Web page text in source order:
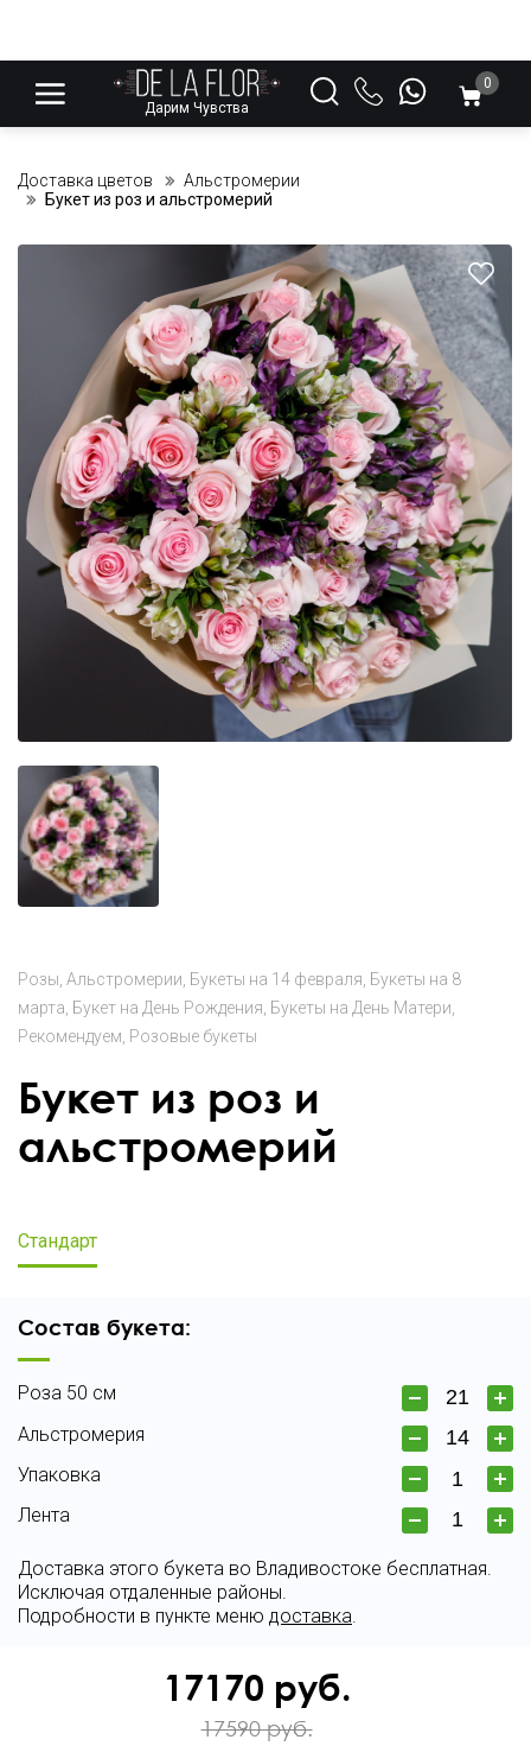
Дарим Чувства
0
Доставка цветов
Альстромерии
Букет из роз и альстромерий
Розы Альстромерии Букеты на 14 февраля Букеты на 8
марта Букет на День Рождения Букеты на День Матери
Рекомендуем Розовые букеты
Букет из роз и
альстромерий
Стандарт
Состав букета:
Роза 50 см
Альстромерия
Упаковка
Лента
Доставка этого букета во Владивостоке бесплатная.
Исключая отдаленные районы.
Подробности в пункте меню доставка
17170 руб.
17590 руб.